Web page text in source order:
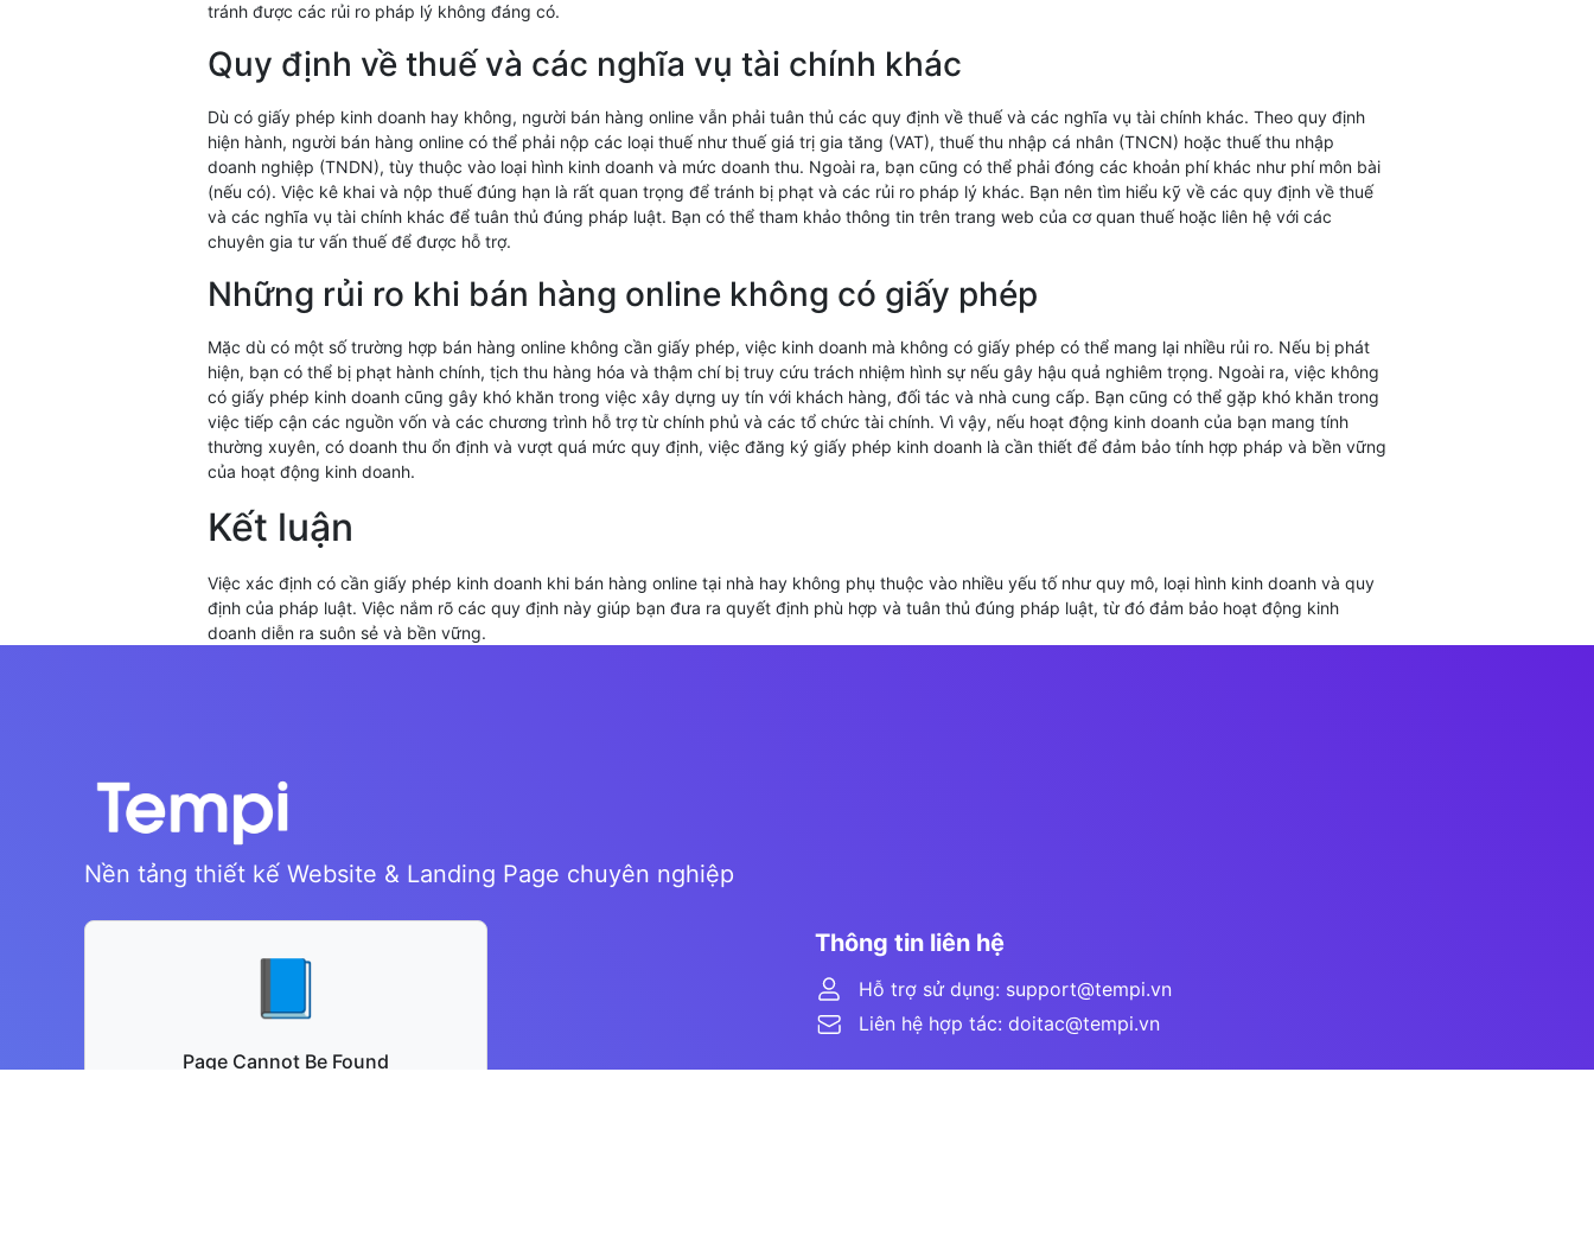
tránh được các rủi ro pháp lý không đáng có.
Quy định về thuế và các nghĩa vụ tài chính khác
Dù có giấy phép kinh doanh hay không, người bán hàng online vẫn phải tuân thủ các quy định về thuế và các nghĩa vụ tài chính khác. Theo quy định
hiện hành, người bán hàng online có thể phải nộp các loại thuế như thuế giá trị gia tăng (VAT), thuế thu nhập cá nhân (TNCN) hoặc thuế thu nhập
doanh nghiệp (TNDN), tùy thuộc vào loại hình kinh doanh và mức doanh thu. Ngoài ra, bạn cũng có thể phải đóng các khoản phí khác như phí môn bài
(nếu có). Việc kê khai và nộp thuế đúng hạn là rất quan trọng để tránh bị phạt và các rủi ro pháp lý khác. Bạn nên tìm hiểu kỹ về các quy định về thuế
và các nghĩa vụ tài chính khác để tuân thủ đúng pháp luật. Bạn có thể tham khảo thông tin trên trang web của cơ quan thuế hoặc liên hệ với các
chuyên gia tư vấn thuế để được hỗ trợ.
Những rủi ro khi bán hàng online không có giấy phép
Mặc dù có một số trường hợp bán hàng online không cần giấy phép, việc kinh doanh mà không có giấy phép có thể mang lại nhiều rủi ro. Nếu bị phát
hiện, bạn có thể bị phạt hành chính, tịch thu hàng hóa và thậm chí bị truy cứu trách nhiệm hình sự nếu gây hậu quả nghiêm trọng. Ngoài ra, việc không
có giấy phép kinh doanh cũng gây khó khăn trong việc xây dựng uy tín với khách hàng, đối tác và nhà cung cấp. Bạn cũng có thể gặp khó khăn trong
việc tiếp cận các nguồn vốn và các chương trình hỗ trợ từ chính phủ và các tổ chức tài chính. Vì vậy, nếu hoạt động kinh doanh của bạn mang tính
thường xuyên, có doanh thu ổn định và vượt quá mức quy định, việc đăng ký giấy phép kinh doanh là cần thiết để đảm bảo tính hợp pháp và bền vững
của hoạt động kinh doanh.
Kết luận
Việc xác định có cần giấy phép kinh doanh khi bán hàng online tại nhà hay không phụ thuộc vào nhiều yếu tố như quy mô, loại hình kinh doanh và quy
định của pháp luật. Việc nắm rõ các quy định này giúp bạn đưa ra quyết định phù hợp và tuân thủ đúng pháp luật, từ đó đảm bảo hoạt động kinh
doanh diễn ra suôn sẻ và bền vững.
Nền tảng thiết kế Website & Landing Page chuyên nghiệp
📘
Page Cannot Be Found
Thông tin liên hệ
Hỗ trợ sử dụng: support@tempi.vn
Liên hệ hợp tác: doitac@tempi.vn